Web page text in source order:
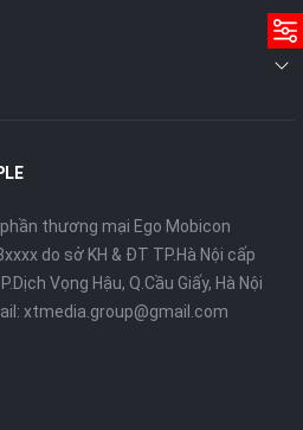
thương mại Ego Mobicon
do sở KH & ĐT TP.Hà Nội cấp
Vọng Hậu, Q.Cầu Giấy, Hà Nội
xtmedia.group@gmail.com